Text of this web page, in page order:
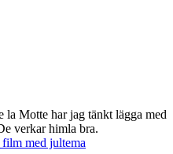
la Motte har jag tänkt lägga med
verkar himla bra.
med jultema